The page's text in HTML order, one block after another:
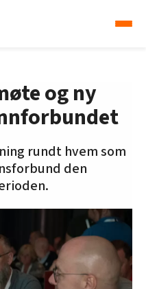
og ny
rundt hvem som
den